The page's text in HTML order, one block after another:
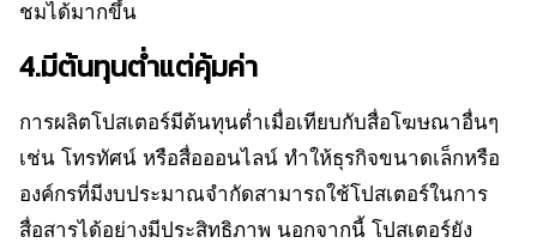
ชมได้มากขึ้น
4.มีต้นทุนต่ำแต่คุ้มค่า
การผลิตโปสเตอร์มีต้นทุนต่ำเมื่อเทียบกับสื่อโฆษณาอื่นๆ
เช่น โทรทัศน์ หรือสื่อออนไลน์ ทำให้ธุรกิจขนาดเล็กหรือ
องค์กรที่มีงบประมาณจำกัดสามารถใช้โปสเตอร์ในการ
สื่อสารได้อย่างมีประสิทธิภาพ นอกจากนี้ โปสเตอร์ยัง